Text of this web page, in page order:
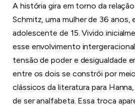
A história gira em torno da
Schmitz, uma mulher de 36 anos,
adolescente de 15. Vivido
esse envolvimento
tensão de poder e desigualdade
entre os dois se constrói por
clássicos da literatura para
de ser analfabeta. Essa troca